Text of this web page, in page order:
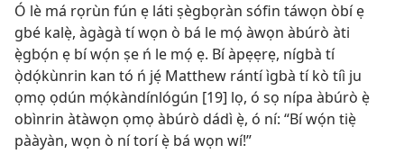
Ó lè má rọrùn fún ẹ láti ṣègbọràn sófin táwọn òbí ẹ
gbé kalẹ̀, àgàgà tí wọn ò bá le mọ́ àwọn àbúrò àti
ẹ̀gbọ́n ẹ bí wọ́n ṣe ń le mọ́ ẹ. Bí àpẹẹrẹ, nígbà tí
ọ̀dọ́kùnrin kan tó ń jẹ́ Matthew rántí ìgbà tí kò tíì ju
ọmọ ọdún mọ́kàndínlógún [19] lọ, ó sọ nípa àbúrò ẹ̀
obìnrin àtàwọn ọmọ àbúrò dádì ẹ̀, ó ní: “Bí wọ́n tiẹ̀
pààyàn, wọn ò ní torí ẹ̀ bá wọn wí!”